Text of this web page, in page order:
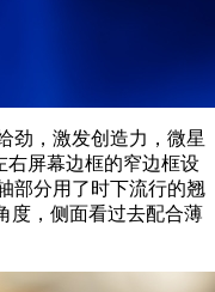
劲，激发创造力，微星
右屏幕边框的窄边框设
部分用了时下流行的翘
度，侧面看过去配合薄